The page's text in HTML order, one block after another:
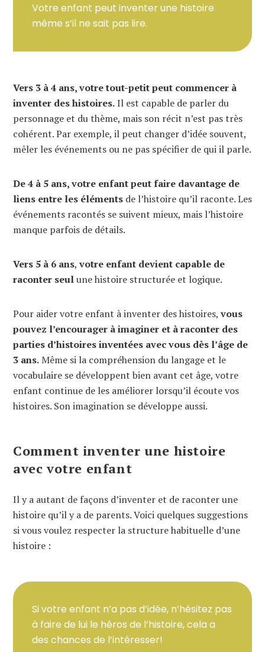
Votre enfant peut inventer une histoire
même s’il ne sait pas lire.
Vers 3 à 4 ans, votre tout-petit peut commencer à
inventer des histoires.Il est capable de parler du
personnage et du thème, mais son récit n’est pas très
cohérent. Par exemple, il peut changer d’idée souvent,
mêler les événements ou ne pas spécifier de qui il parle.
De 4 à 5 ans, votre enfant peut faire davantage de
liens entre les éléments de l’histoire qu’il raconte. Les
événements racontés se suivent mieux, mais l’histoire
manque parfois de détails.
Vers 5 à 6 ans, votre enfant devient capable de
raconter seulune histoire structurée et logique.
Pour aider votre enfant à inventer des histoires, vous
pouvez l’encourager à imaginer et à raconter des
parties d’histoires inventées avec vous dès l’âge de
3 ans.Même si la compréhension du langage et le
vocabulaire se développent bien avant cet âge, votre
enfant continue de les améliorer lorsqu’il écoute vos
histoires. Son imagination se développe aussi.
Comment inventer une histoire
avec votre enfant
Il y a autant de façons d’inventer et de raconter une
histoire qu’il y a de parents. Voici quelques suggestions
si vous voulez respecter la structure habituelle d’une
histoire :
Si votre enfant n’a pas d’idée, n’hésitez pas
à faire de lui le héros de l’histoire, cela a
des chances de l’intéresser!